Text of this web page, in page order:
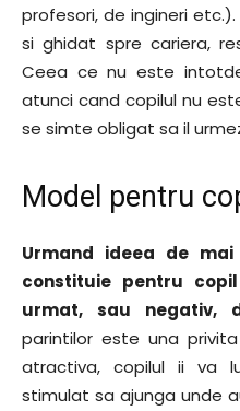
profesori, de ingineri
si ghidat spre cariera,
Ceea ce nu este
atunci cand copilul nu
se simte obligat sa il
Model pentru
Urmand ideea de
constituie pentru
urmat, sau negativ,
parintilor este una
atractiva, copilul ii va
stimulat sa ajunga unde